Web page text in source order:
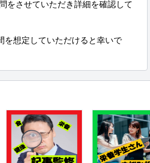
をさせていただき詳細を確認して
を想定していただけると幸いで